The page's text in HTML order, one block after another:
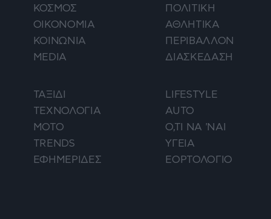
ΚΟΣΜΟΣ
ΠΟΛΙΤΙΚΗ
ΟΙΚΟΝΟΜΙΑ
ΑΘΛΗΤΙΚΑ
ΚΟΙΝΩΝΙΑ
ΠΕΡΙΒΑΛΛΟΝ
MEDIA
ΔΙΑΣΚΕΔΑΣΗ
ΤΑΞΙΔΙ
LIFESTYLE
ΤΕΧΝΟΛΟΓΙΑ
AUTO
ΜΟΤΟ
Ο,ΤΙ ΝΑ 'ΝΑΙ
TRENDS
ΥΓΕΙΑ
ΕΦΗΜΕΡΙΔΕΣ
ΕΟΡΤΟΛΟΓΙΟ